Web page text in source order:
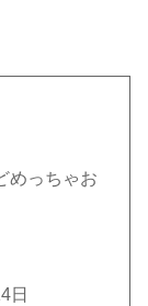
めっちゃお
日